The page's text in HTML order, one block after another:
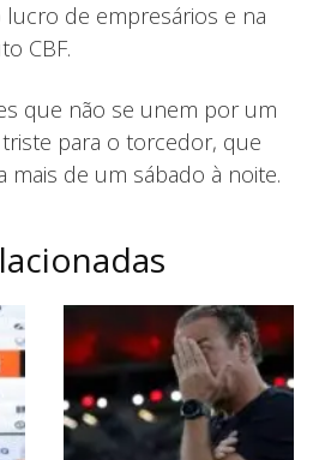
de empresários e na
CBF.
que não se unem por um
para o torcedor, que
mais de um sábado à noite.